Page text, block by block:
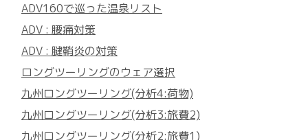
ADV160で巡った温泉リスト
ADV : 腰痛対策
ADV : 腱鞘炎の対策
ロングツーリングのウェア選択
九州ロングツーリング(分析4:荷物)
九州ロングツーリング(分析3:旅費2)
九州ロングツーリング(分析2:旅費1)